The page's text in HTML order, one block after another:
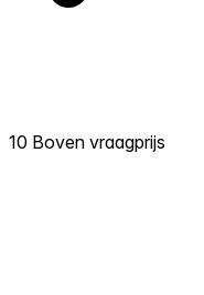
10 Boven vraagprijs